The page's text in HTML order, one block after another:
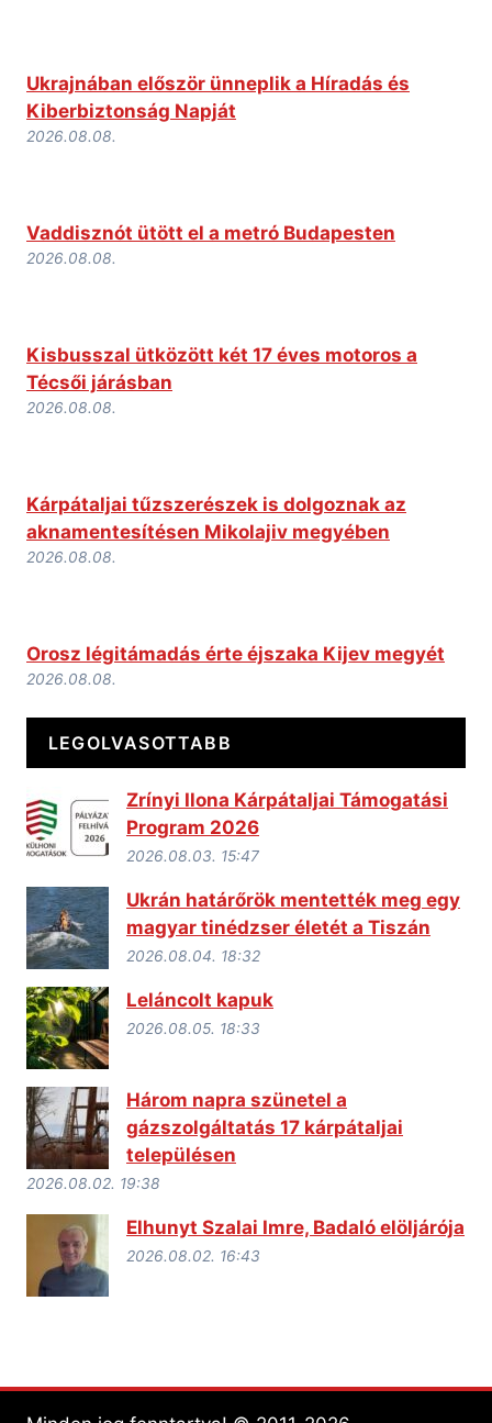
Ukrajnában először ünneplik a Híradás és
Kiberbiztonság Napját
2026.08.08.
Vaddisznót ütött el a metró Budapesten
2026.08.08.
Kisbusszal ütközött két 17 éves motoros a
Técsői járásban
2026.08.08.
Kárpátaljai tűzszerészek is dolgoznak az
aknamentesítésen Mikolajiv megyében
2026.08.08.
Orosz légitámadás érte éjszaka Kijev megyét
2026.08.08.
LEGOLVASOTTABB
Zrínyi Ilona Kárpátaljai Támogatási
Program 2026
2026.08.03. 15:47
Ukrán határőrök mentették meg egy
magyar tinédzser életét a Tiszán
2026.08.04. 18:32
Leláncolt kapuk
2026.08.05. 18:33
Három napra szünetel a
gázszolgáltatás 17 kárpátaljai
településen
2026.08.02. 19:38
Elhunyt Szalai Imre, Badaló elöljárója
2026.08.02. 16:43